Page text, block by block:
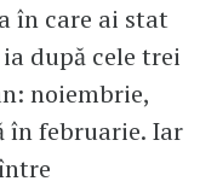
în care ai stat
după cele trei
noiembrie,
în februarie. Iar